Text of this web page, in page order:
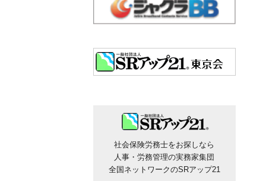
社会保険労務士をお探しなら
人事・労務管理の実務家集団
全国ネットワークのSRアップ21